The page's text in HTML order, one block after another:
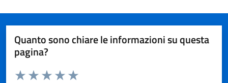
Quanto sono chiare le informazioni su questa
pagina?
Domanda
Valuta da 1 a 5 stelle la pagina